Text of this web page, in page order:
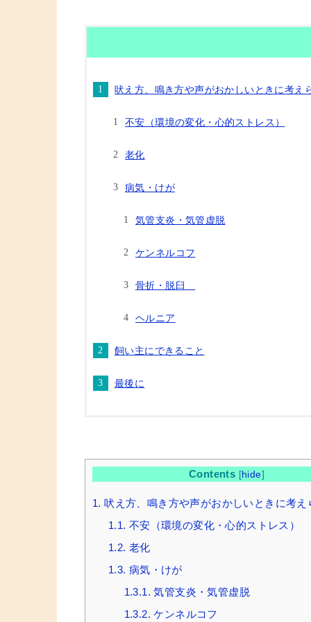
吠え方、鳴き方や声がおかしいときに考え
不安（環境の変化・心的ストレス）
老化
病気・けが
気管支炎・気管虚脱
ケンネルコフ
骨折・脱臼
ヘルニア
飼い主にできること
最後に
Contents [hide]
1. 吠え方、鳴き方や声がおかしいときに考え
1.1. 不安（環境の変化・心的ストレス）
1.2. 老化
1.3. 病気・けが
1.3.1. 気管支炎・気管虚脱
1.3.2. ケンネルコフ